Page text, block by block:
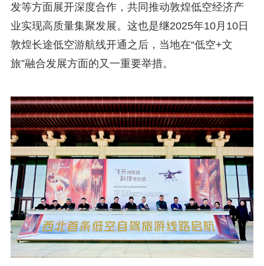
发等方面展开深度合作，共同推动敦煌低空经济产
业实现高质量集聚发展。这也是继2025年10月10日
敦煌长途低空游航线开通之后，当地在“低空+文
旅”融合发展方面的又一重要举措。